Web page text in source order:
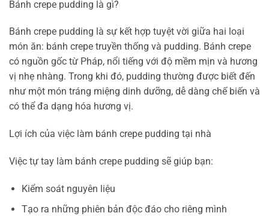
Bánh crepe pudding là gì?
Bánh crepe pudding là sự kết hợp tuyệt vời giữa hai loại
món ăn: bánh crepe truyền thống và pudding. Bánh crepe
có nguồn gốc từ Pháp, nổi tiếng với độ mềm mịn và hương
vị nhẹ nhàng. Trong khi đó, pudding thường được biết đến
như một món tráng miệng dinh dưỡng, dễ dàng chế biến và
có thể đa dạng hóa hương vị.
Lợi ích của việc làm bánh crepe pudding tại nhà
Việc tự tay làm bánh crepe pudding sẽ giúp bạn:
Kiểm soát nguyên liệu
Tạo ra những phiên bản độc đáo cho riêng mình